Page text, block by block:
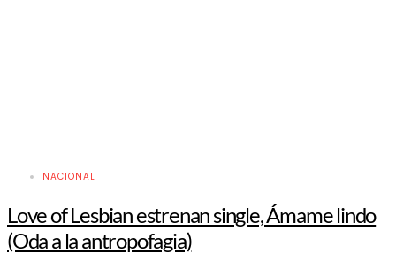
NACIONAL
Love of Lesbian estrenan single, Ámame lindo
(Oda a la antropofagia)